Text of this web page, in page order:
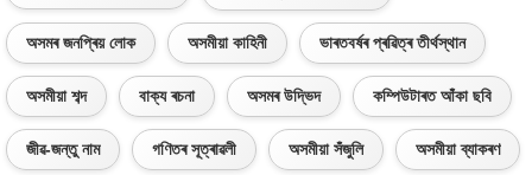
অসমৰ জনপ্ৰিয় লোক অসমীয়া কাহিনী ভাৰতবৰ্ষৰ প্ৰৱিত্ৰ তীৰ্থস্থান
অসমীয়া শব্দ বাক্য ৰচনা অসমৰ উদ্ভিদ কম্পিউটাৰত আঁকা ছবি
জীৱ-জন্তু নাম গণিতৰ সূত্ৰাৱলী অসমীয়া সঁজুলি অসমীয়া ব্যাকৰণ